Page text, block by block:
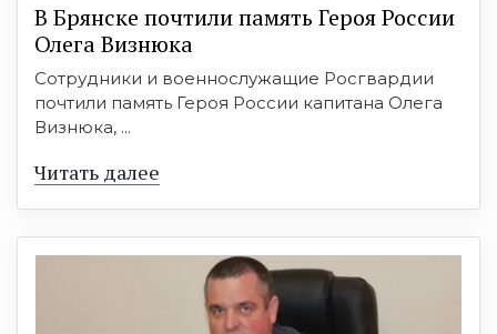
В Брянске почтили память Героя России
Олега Визнюка
Сотрудники и военнослужащие Росгвардии
почтили память Героя России капитана Олега
Визнюка, ...
Читать далее